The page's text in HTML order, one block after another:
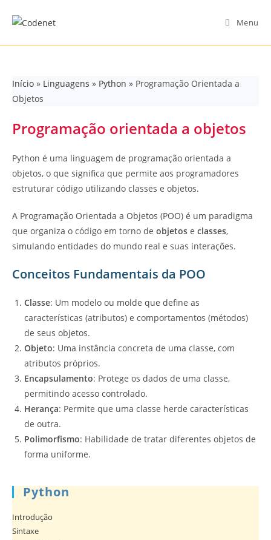
Menu
Início » Linguagens » Python » Programação Orientada a
Objetos
Programação orientada a objetos
Python é uma linguagem de programação orientada a
objetos, o que significa que permite aos programadores
estruturar código utilizando classes e objetos.
A Programação Orientada a Objetos (POO) é um paradigma
que organiza o código em torno de objetos e classes,
simulando entidades do mundo real e suas interações.
Conceitos Fundamentais da POO
Classe: Um modelo ou molde que define as
características (atributos) e comportamentos (métodos)
de seus objetos.
Objeto: Uma instância concreta de uma classe, com
atributos próprios.
Encapsulamento: Protege os dados de uma classe,
permitindo acesso controlado.
Herança: Permite que uma classe herde características
de outra.
Polimorfismo: Habilidade de tratar diferentes objetos de
forma uniforme.
Python
Introdução
Sintaxe